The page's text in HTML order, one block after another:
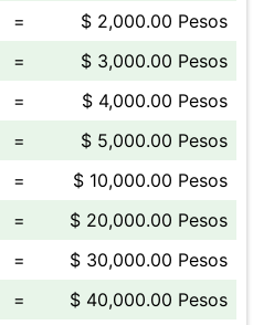
=
$ 2,000.00 Pesos
=
$ 3,000.00 Pesos
=
$ 4,000.00 Pesos
=
$ 5,000.00 Pesos
=
$ 10,000.00 Pesos
=
$ 20,000.00 Pesos
=
$ 30,000.00 Pesos
= $ 40,000.00 Pesos